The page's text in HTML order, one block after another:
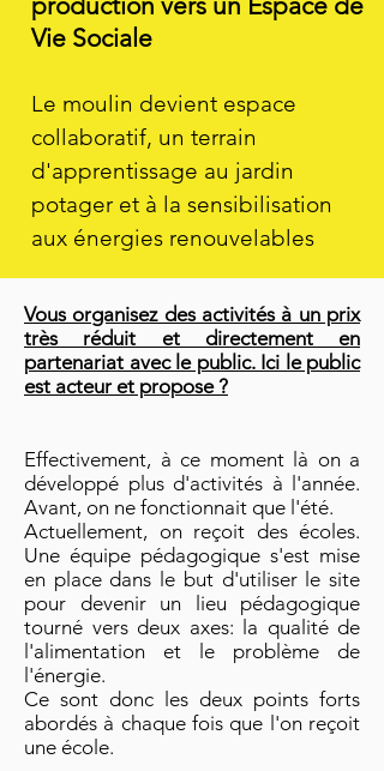
Vie Sociale
Le moulin devient espace
collaboratif, un terrain
d'apprentissage au jardin
potager et à la sensibilisation
aux énergies renouvelables
Vous organisez des activités à un prix
très réduit et directement en
partenariat avec le public. Ici le public
est acteur et propose ?
Effectivement, à ce moment là on a
développé plus d'activités à l'année.
Avant, on ne fonctionnait que l'été.
Actuellement, on reçoit des écoles.
Une équipe pédagogique s'est mise
en place dans le but d'utiliser le site
pour devenir un lieu pédagogique
tourné vers deux axes: la qualité de
l'alimentation et le problème de
l'énergie.
Ce sont donc les deux points forts
abordés à chaque fois que l'on reçoit
une école.